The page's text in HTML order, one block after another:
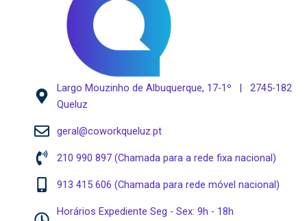
Largo Mouzinho de Albuquerque, 17-1º | 2745-182
Queluz
geral@coworkqueluz.pt
210 990 897 (Chamada para a rede fixa nacional)
913 415 606 (Chamada para rede móvel nacional)
Horários Expediente Seg - Sex: 9h - 18h